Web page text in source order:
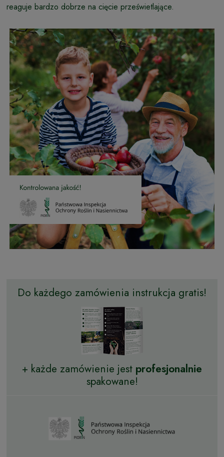
reaguje bardzo dobrze na cięcie prześwietlające.
Do każdego zamówienia instrukcja gratis!
+ każde zamówienie jest profesjonalnie
spakowane!